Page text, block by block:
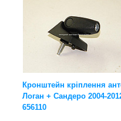
Кронштейн кріплення
Логан + Сандеро 2004-
656110